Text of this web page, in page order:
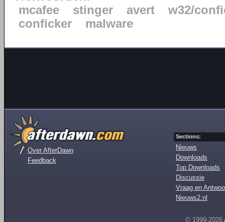
mcafee
stinger avert
w32/
conficker
malware
Over AfterDawn
Feedback
Sections:
Nieuws
Downloads
Top Downloads
Discussie
Vraag en
Nieuws2.nl
© 1999-2026